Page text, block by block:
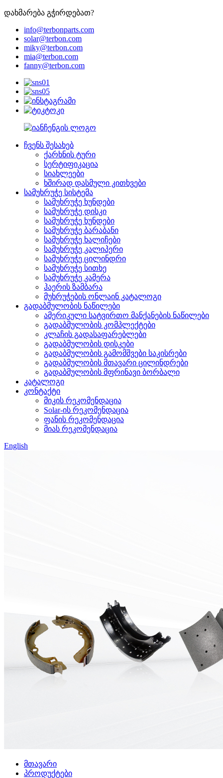
დახმარება გჭირდებათ?
info@terbonparts.com
solar@terbon.com
miky@terbon.com
mia@terbon.com
fanny@terbon.com
ჩვენს შესახებ
ქარხნის ტური
სერტიფიკაცია
სიახლეები
ხშირად დასმული კითხვები
სამუხრუჭე სისტემა
სამუხრუჭე ხუნდები
სამუხრუჭე დისკი
სამუხრუჭე ხუნდები
სამუხრუჭე ბარაბანი
სამუხრუჭე ხალიჩები
სამუხრუჭე კალიპერი
სამუხრუჭე ცილინდრი
სამუხრუჭე სითხე
სამუხრუჭე კამერა
ჰაერის ზამბარა
მუხრუჭების ონლაინ კატალოგი
გადაბმულობის ნაწილები
ამერიკული სატვირთო მანქანების ნაწილები
გადაბმულობის კომპლექტები
კლაჩის გადასაფარებლები
გადაბმულობის დისკები
გადაბმულობის გამომშვები საკისრები
გადაბმულობის მთავარი ცილინდრები
გადაბმულობის მფრინავი ბორბალი
კატალოგი
კონტაქტი
მიკის რეკომენდაცია
Solar-ის რეკომენდაცია
ფანის რეკომენდაცია
მიას რეკომენდაცია
English
მთავარი
პროდუქტები